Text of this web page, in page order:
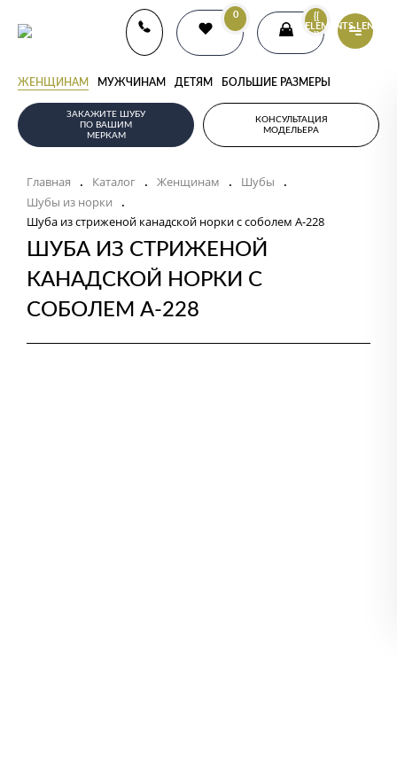
0
{{
ELEMENTS.LENGTH
}}
ЖЕНЩИНАМ МУЖЧИНАМ ДЕТЯМ БОЛЬШИЕ РАЗМЕРЫ
ЗАКАЖИТЕ ШУБУ
ПО ВАШИМ
МЕРКАМ
КОНСУЛЬТАЦИЯ
МОДЕЛЬЕРА
Главная . Каталог . Женщинам . Шубы .
Шубы из норки .
Шуба из стриженой канадской норки с соболем А-228
ШУБА ИЗ СТРИЖЕНОЙ
КАНАДСКОЙ НОРКИ С
СОБОЛЕМ А-228